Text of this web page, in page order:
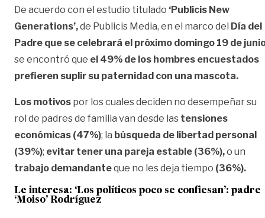
De acuerdo con el estudio titulado ‘Publicis New
Generations’,de Publicis Media, en el marco del Día del
Padre que se celebrará el próximo domingo 19 de
se encontró que el 49% de los hombres encuestados
prefieren suplir su paternidad con una mascota.
Los motivos por los cuales deciden no desempeñar su
rol de padres de familia van desde las tensiones
económicas (47%); la búsqueda de libertad personal
(39%); evitar tener una pareja estable (36%),o un
trabajo demandanteque no les deja tiempo (36%).
Le interesa: ‘Los políticos poco se confiesan’: padre
‘Moiso’ Rodríguez